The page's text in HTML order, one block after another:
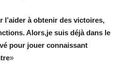
l’aider à obtenir des victoires,
Alors,je suis déjà dans le
pour jouer connaissant
»